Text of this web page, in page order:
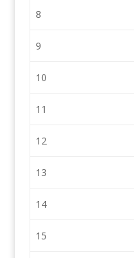
8
9
10
11
12
13
14
15